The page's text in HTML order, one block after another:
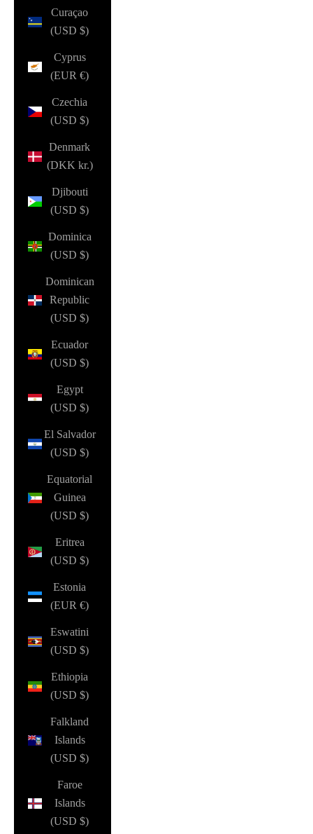
Curaçao
(USD $)
Cyprus
(EUR €)
Czechia
(USD $)
Denmark
(DKK kr.)
Djibouti
(USD $)
Dominica
(USD $)
Dominican
Republic
(USD $)
Ecuador
(USD $)
Egypt
(USD $)
El Salvador
(USD $)
Equatorial
Guinea
(USD $)
Eritrea
(USD $)
Estonia
(EUR €)
Eswatini
(USD $)
Ethiopia
(USD $)
Falkland
Islands
(USD $)
Faroe
Islands
(USD $)